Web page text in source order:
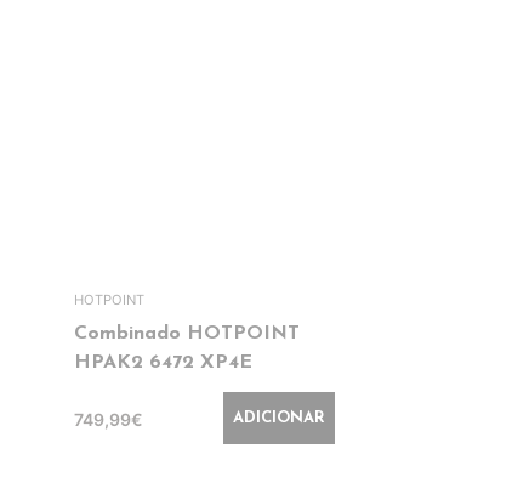
HOTPOINT
Combinado HOTPOINT
HPAK2 6472 XP4E
749,99€ ADICIONAR